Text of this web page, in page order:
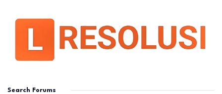
Search Forums